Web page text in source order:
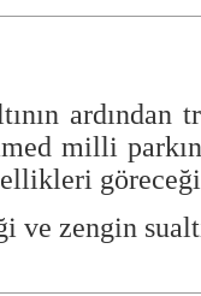
milli
ve zengin